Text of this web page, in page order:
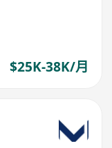
$25K-38K/月